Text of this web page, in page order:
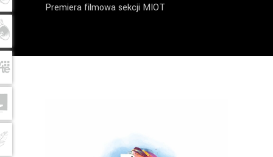
Premiera filmowa sekcji MIOT